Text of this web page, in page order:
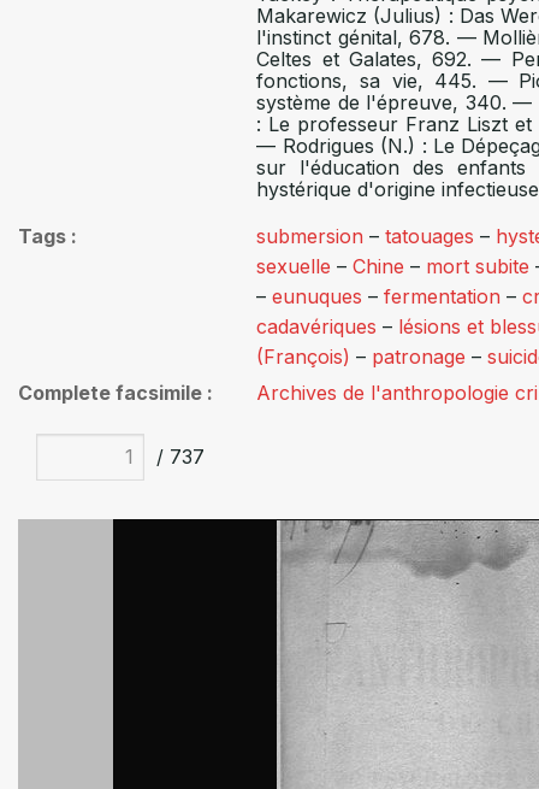
Makarewicz (Julius) : Das
l'instinct génital, 678. —
Celtes et Galates, 692. —
fonctions, sa vie, 445. —
système de l'épreuve, 340. —
: Le professeur Franz Liszt
— Rodrigues (N.) : Le
sur l'éducation des
hystérique d'origine
Tags
submersion –tatouages –
sexuelle –Chine – mort subite
–eunuques –fermentation –
cadavériques – lésions et
(François) – patronage –
Complete facsimile
Archives de l'anthropologie
/ 737